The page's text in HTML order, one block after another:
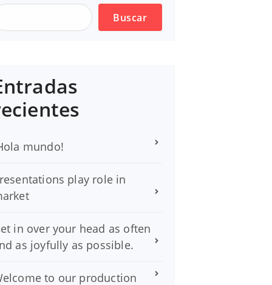
Buscar
mundo!
play role in
in over your head as often
as joyfully as possible.
to our production